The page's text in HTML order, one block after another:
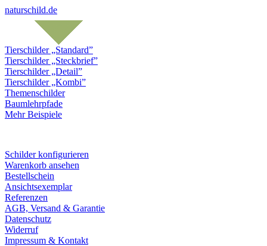
naturschild.de
Tierschilder „Standard”
Tierschilder „Steckbrief”
Tierschilder „Detail”
Tierschilder „Kombi”
Themenschilder
Baumlehrpfade
Mehr Beispiele
Schilder konfigurieren
Warenkorb ansehen
Bestellschein
Ansichtsexemplar
Referenzen
AGB, Versand & Garantie
Datenschutz
Widerruf
Impressum & Kontakt